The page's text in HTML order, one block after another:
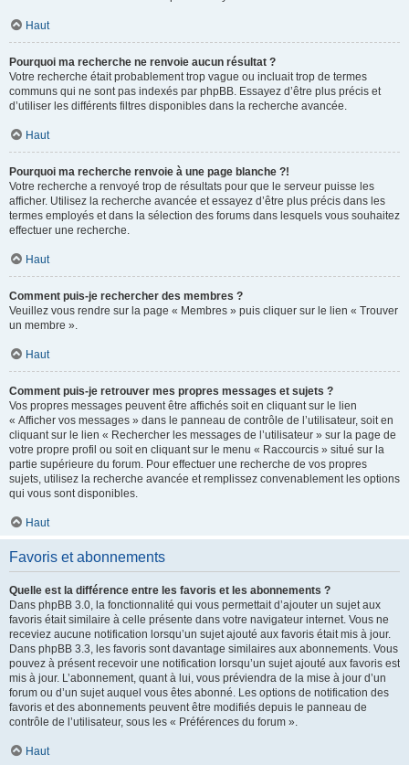
Haut
Pourquoi ma recherche ne renvoie aucun résultat ?
Votre recherche était probablement trop vague ou incluait trop de termes
communs qui ne sont pas indexés par phpBB. Essayez d’être plus précis et
d’utiliser les différents filtres disponibles dans la recherche avancée.
Haut
Pourquoi ma recherche renvoie à une page blanche ?!
Votre recherche a renvoyé trop de résultats pour que le serveur puisse les
afficher. Utilisez la recherche avancée et essayez d’être plus précis dans les
termes employés et dans la sélection des forums dans lesquels vous souhaitez
effectuer une recherche.
Haut
Comment puis-je rechercher des membres ?
Veuillez vous rendre sur la page « Membres » puis cliquer sur le lien « Trouver
un membre ».
Haut
Comment puis-je retrouver mes propres messages et sujets ?
Vos propres messages peuvent être affichés soit en cliquant sur le lien
« Afficher vos messages » dans le panneau de contrôle de l’utilisateur, soit en
cliquant sur le lien « Rechercher les messages de l’utilisateur » sur la page de
votre propre profil ou soit en cliquant sur le menu « Raccourcis » situé sur la
partie supérieure du forum. Pour effectuer une recherche de vos propres
sujets, utilisez la recherche avancée et remplissez convenablement les options
qui vous sont disponibles.
Haut
Favoris et abonnements
Quelle est la différence entre les favoris et les abonnements ?
Dans phpBB 3.0, la fonctionnalité qui vous permettait d’ajouter un sujet aux
favoris était similaire à celle présente dans votre navigateur internet. Vous ne
receviez aucune notification lorsqu’un sujet ajouté aux favoris était mis à jour.
Dans phpBB 3.3, les favoris sont davantage similaires aux abonnements. Vous
pouvez à présent recevoir une notification lorsqu’un sujet ajouté aux favoris est
mis à jour. L’abonnement, quant à lui, vous préviendra de la mise à jour d’un
forum ou d’un sujet auquel vous êtes abonné. Les options de notification des
favoris et des abonnements peuvent être modifiés depuis le panneau de
contrôle de l’utilisateur, sous les « Préférences du forum ».
Haut